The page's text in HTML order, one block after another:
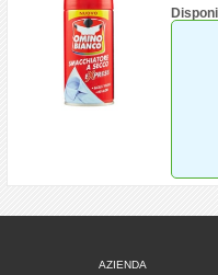
AZIENDA